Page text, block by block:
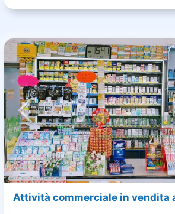
Attività commerciale in vendita